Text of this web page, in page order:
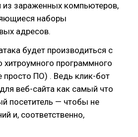
из зараженных компьютеров,
наборы
адресов.
будет производиться с
программного
просто ПО) . Ведь клик-бот
веб-сайта как самый что
посетитель — чтобы не
и, соответственно,